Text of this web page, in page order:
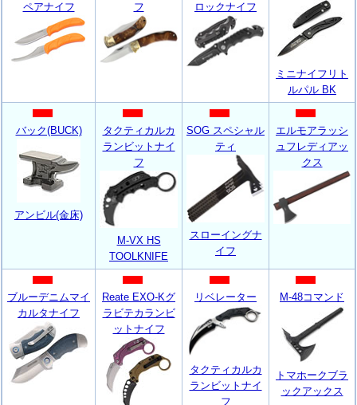
ペアナイフ
フ
ロックナイフ
ミニナイフリト
ルパル BK
バック(BUCK)
アンビル(金床)
タクティカルカ
ランビットナイ
フ
M-VX HS
TOOLKNIFE
SOG スペシャル
ティ
スローイングナ
イフ
エルモアラッシ
ュフレディアッ
クス
ブルーデニムマイ
カルタナイフ
Reate EXO-Kグ
ラビテカランビ
ットナイフ
リベレーター
タクティカルカ
ランビットナイ
フ
M-48コマンド
トマホークブラ
ックアックス